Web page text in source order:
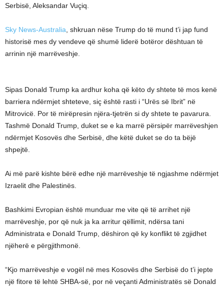
Serbisë, Aleksandar Vuçiq.
Sky News-Australia , shkruan nëse Trump do të mund t’i jap fund
historisë mes dy vendeve që shumë liderë botëror dështuan të
arrinin një marrëveshje.
Sipas Donald Trump ka ardhur koha që këto dy shtete të mos kenë
barriera ndërmjet shteteve, siç është rasti i “Urës së Ibrit” në
Mitrovicë. Por të mirëpresin njëra-tjetrën si dy shtete te pavarura.
Tashmë Donald Trump, duket se e ka marrë përsipër marrëveshjen
ndërmjet Kosovës dhe Serbisë, dhe këtë duket se do ta bëjë
shpejtë.
Ai më parë kishte bërë edhe një marrëveshje të ngjashme ndërmjet
Izraelit dhe Palestinës.
Bashkimi Evropian është munduar me vite që të arrihet një
marrëveshje, por që nuk ja ka arritur qëllimit, ndërsa tani
Administrata e Donald Trump, dëshiron që ky konflikt të zgjidhet
njëherë e përgjithmonë.
“Kjo marrëveshje e vogël në mes Kosovës dhe Serbisë do t’i jepte
një fitore të lehtë SHBA-së, por në veçanti Administratës së Donald